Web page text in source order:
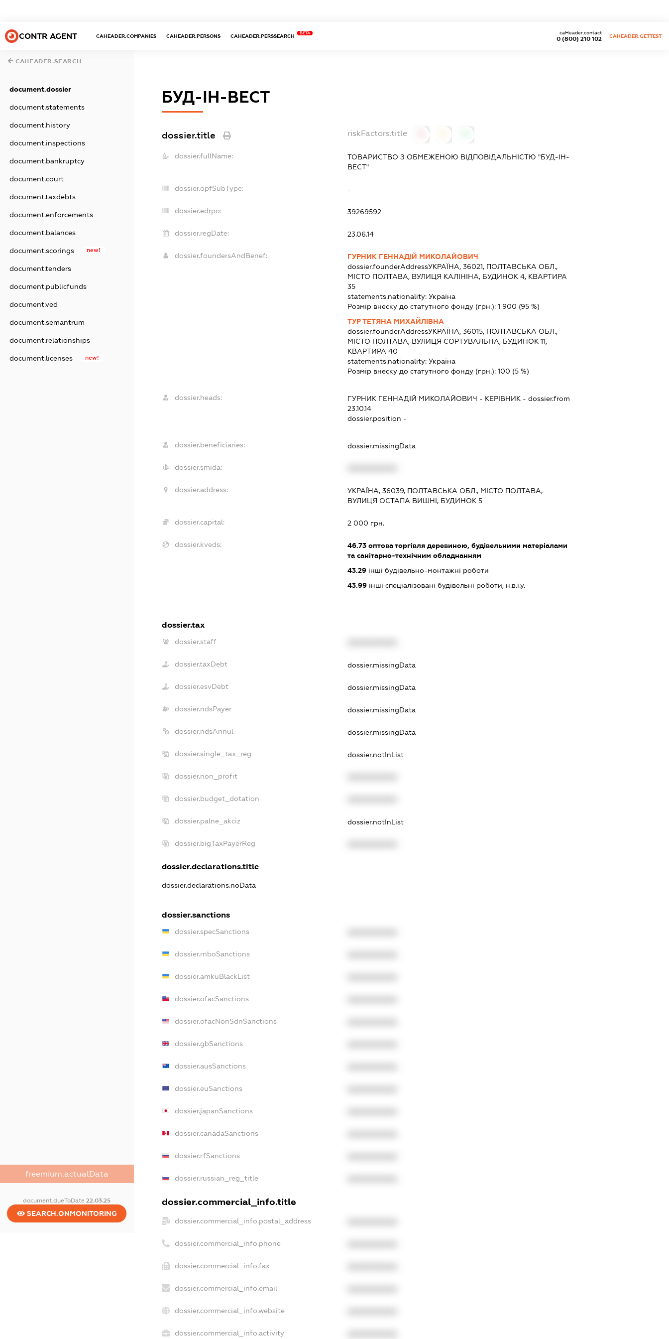
CONTR AGENT CAHEADER.COMPANIES CAHEADER.PERSONS CAHEADER.PERSSEARCH
BETA
0 (800) 210 102
caHeader.contact
CAHEADER.GETTEST
CAHEADER.SEARCH
document.dossier
document.statements
document.history
document.inspections
document.bankruptcy
document.court
document.taxdebts
document.enforcements
document.balances
document.scorings new!
document.tenders
document.publicfunds
document.ved
document.semantrum
document.relationships
document.licenses new!
freemium.actualData
document.dueToDate22.03.25
SEARCH.ONMONITORING
БУД-ІН-ВЕСТ
dossier.title riskFactors.title
dossier.fullName:
ТОВАРИСТВО З ОБМЕЖЕНОЮ ВІДПОВІДАЛЬНІСТЮ "БУД-ІН-
ВЕСТ"
dossier.opfSubType: -
dossier.edrpo: 39269592
dossier.regDate: 23.06.14
dossier.foundersAndBenef:
ГУРНИК ГЕННАДІЙ МИКОЛАЙОВИЧ
dossier.founderAddressУКРАЇНА, 36021, ПОЛТАВСЬКА ОБЛ.,
МІСТО ПОЛТАВА, ВУЛИЦЯ КАЛІНІНА, БУДИНОК 4, КВАРТИРА
35
statements.nationality: Україна
Розмір внеску до статутного фонду (грн.): 1 900 (95 %)
ТУР ТЕТЯНА МИХАЙЛІВНА
dossier.founderAddressУКРАЇНА, 36015, ПОЛТАВСЬКА ОБЛ.,
МІСТО ПОЛТАВА, ВУЛИЦЯ СОРТУВАЛЬНА, БУДИНОК 11,
КВАРТИРА 40
statements.nationality: Україна
Розмір внеску до статутного фонду (грн.): 100 (5 %)
dossier.heads: ГУРНИК ГЕННАДІЙ МИКОЛАЙОВИЧ - КЕРІВНИК - dossier.from
23.10.14
dossier.position -
dossier.beneficiaries: dossier.missingData
dossier.smida:
dossier.address:
УКРАЇНА, 36039, ПОЛТАВСЬКА ОБЛ., МІСТО ПОЛТАВА,
ВУЛИЦЯ ОСТАПА ВИШНІ, БУДИНОК 5
dossier.capital: 2 000 грн.
dossier.kveds: 46.73оптова торгівля деревиною, будівельними матеріалами
та санітарно-технічним обладнанням
43.29інші будівельно-монтажні роботи
43.99інші спеціалізовані будівельні роботи, н.в.і.у.
dossier.tax
dossier.staff
dossier.taxDebt dossier.missingData
dossier.esvDebt dossier.missingData
dossier.ndsPayer dossier.missingData
dossier.ndsAnnul dossier.missingData
dossier.single_tax_reg dossier.notInList
dossier.non_profit
dossier.budget_dotation
dossier.palne_akciz dossier.notInList
dossier.bigTaxPayerReg
dossier.declarations.title
dossier.declarations.noData
dossier.sanctions
dossier.specSanctions
dossier.rnboSanctions
dossier.amkuBlackList
dossier.ofacSanctions
dossier.ofacNonSdnSanctions
dossier.gbSanctions
dossier.ausSanctions
dossier.euSanctions
dossier.japanSanctions
dossier.canadaSanctions
dossier.rfSanctions
dossier.russian_reg_title
dossier.commercial_info.title
dossier.commercial_info.postal_address
dossier.commercial_info.phone
dossier.commercial_info.fax
dossier.commercial_info.email
dossier.commercial_info.website
dossier.commercial_info.activity